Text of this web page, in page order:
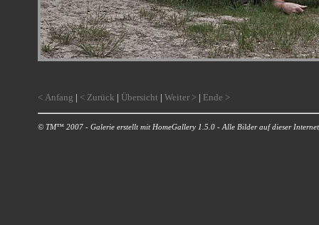
< Anfang | < Zurück | Übersicht |Weiter > | Ende >
© TM™ 2007 - Galerie erstellt mit HomeGallery 1.5.0 - Alle Bilder auf dieser